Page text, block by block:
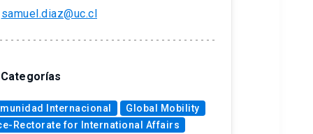
samuel.diaz@uc.cl
Categorías
Internacional
Global Mobility
Rectorate for International Affairs